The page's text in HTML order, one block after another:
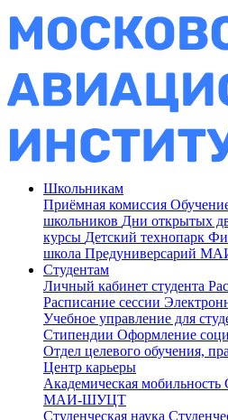
Школьникам
Приёмная комиссия
школьников Дни открытых
курсы Детский технопарк
школа Предуниверсарий
Студентам
Личный кабинет студента
Расписание сессии
Учебное управление для
Стипендии Оформление
Отдел целевого обучения,
Центр карьеры
Академическая мобильность
МАИ-ШУЦТ
Студенческая наука